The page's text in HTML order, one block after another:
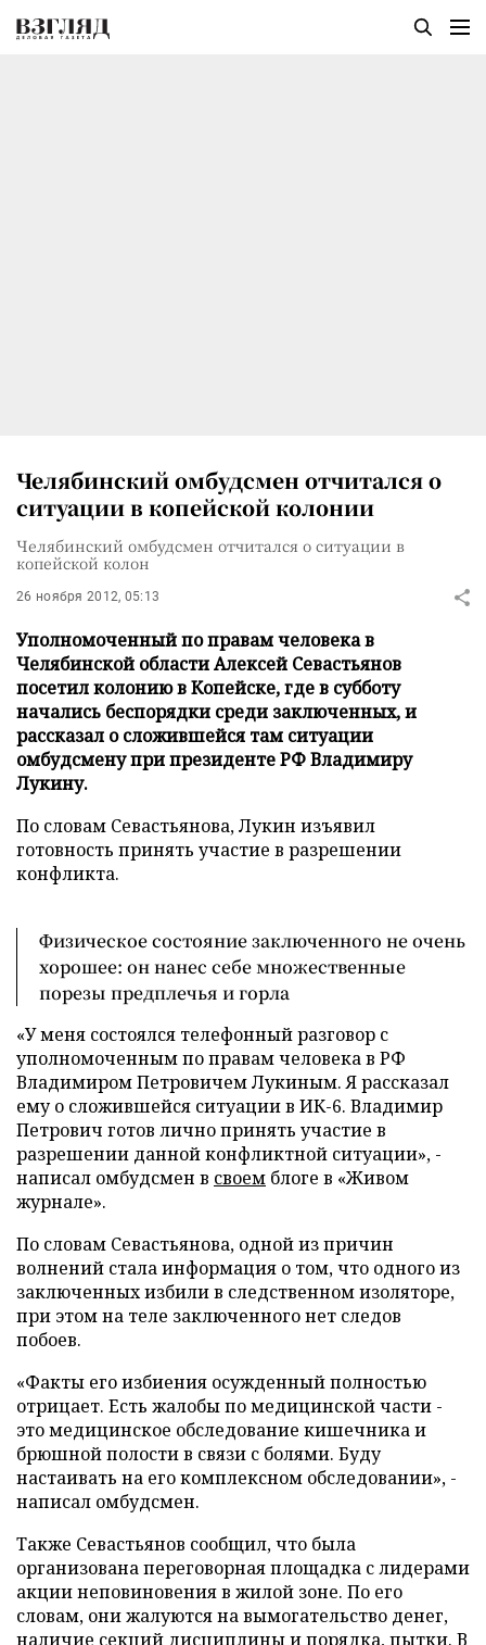
Челябинский омбудсмен отчитался о
ситуации в копейской колонии
Челябинский омбудсмен отчитался о ситуации в
копейской колон
26 ноября 2012, 05:13
Уполномоченный по правам человека в
Челябинской области Алексей Севастьянов
посетил колонию в Копейске, где в субботу
начались беспорядки среди заключенных, и
рассказал о сложившейся там ситуации
омбудсмену при президенте РФ Владимиру
Лукину.
По словам Севастьянова, Лукин изъявил
готовность принять участие в разрешении
конфликта.
Физическое состояние заключенного не очень
хорошее: он нанес себе множественные
порезы предплечья и горла
«У меня состоялся телефонный разговор с
уполномоченным по правам человека в РФ
Владимиром Петровичем Лукиным. Я рассказал
ему о сложившейся ситуации в ИК-6. Владимир
Петрович готов лично принять участие в
разрешении данной конфликтной ситуации», -
написал омбудсмен в своем блоге в «Живом
журнале».
По словам Севастьянова, одной из причин
волнений стала информация о том, что одного из
заключенных избили в следственном изоляторе,
при этом на теле заключенного нет следов
побоев.
«Факты его избиения осужденный полностью
отрицает. Есть жалобы по медицинской части -
это медицинское обследование кишечника и
брюшной полости в связи с болями. Буду
настаивать на его комплексном обследовании», -
написал омбудсмен.
Также Севастьянов сообщил, что была
организована переговорная площадка с лидерами
акции неповиновения в жилой зоне. По его
словам, они жалуются на вымогательство денег,
наличие секций дисциплины и порядка, пытки. В